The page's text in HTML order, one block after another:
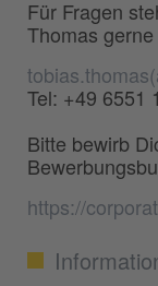
Für Fragen
Thomas
Tel: +49 6551
Bitte bewirb
https://